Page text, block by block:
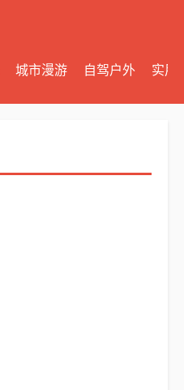
城市漫游 自驾户外 实用